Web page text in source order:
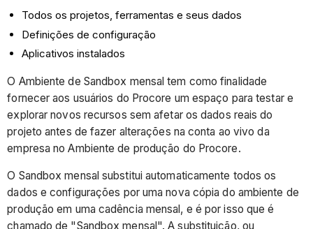
Todos os projetos, ferramentas e seus dados
Definições de configuração
Aplicativos instalados
O Ambiente de Sandbox mensal tem como finalidade
fornecer aos usuários do Procore um espaço para testar e
explorar novos recursos sem afetar os dados reais do
projeto antes de fazer alterações na conta ao vivo da
empresa no Ambiente de produção do Procore.
O Sandbox mensal substitui automaticamente todos os
dados e configurações por uma nova cópia do ambiente de
produção em uma cadência mensal, e é por isso que é
chamado de "Sandbox mensal". A substituição, ou